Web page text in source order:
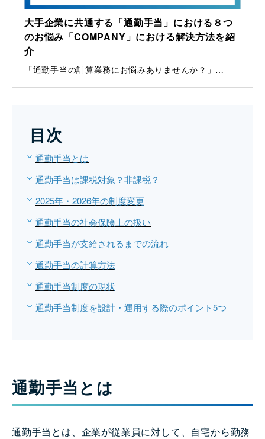
大手企業に共通する「通勤手当」における８つ
のお悩み「COMPANY」における解決方法を紹
介
「通勤手当の計算業務にお悩みありませんか？」…
目次
通勤手当とは
通勤手当は課税対象？非課税？
2025年・2026年の制度変更
通勤手当の社会保険上の扱い
通勤手当が支給されるまでの流れ
通勤手当の計算方法
通勤手当制度の現状
通勤手当制度を設計・運用する際のポイント5つ
通勤手当とは
通勤手当とは、企業が従業員に対して、自宅から勤務